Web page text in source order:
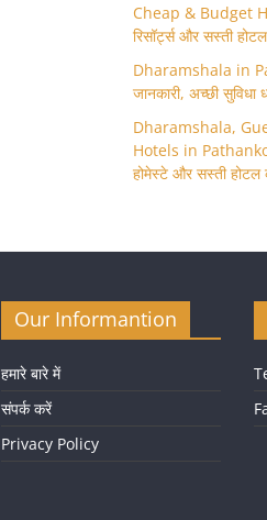
Cheap & Budget
रिसॉर्ट्स और सस्ती
Dharamshala in
जानकारी, अच्छी सुविधा
Dharamshala,
Hotels in Pathankot
होमेस्टे और सस्ती होटल
Our Informantion
हमारे बारे में
संपर्क करें
Privacy Policy